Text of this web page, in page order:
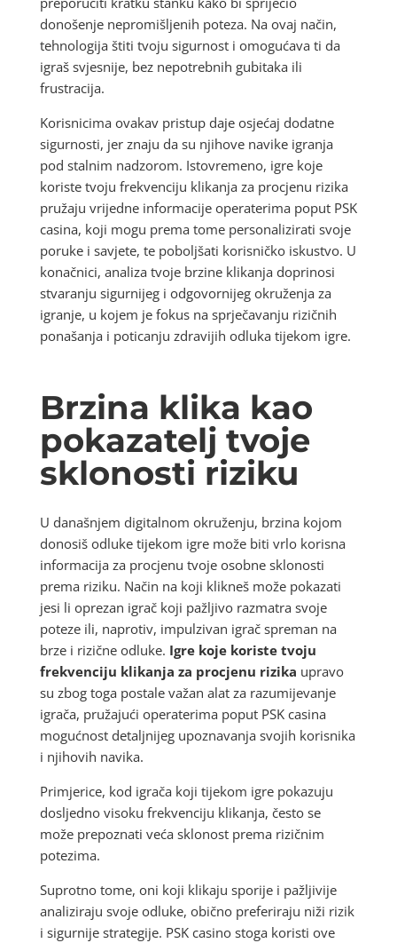
donošenje nepromišljenih poteza. Na ovaj način,
tehnologija štiti tvoju sigurnost i omogućava ti da
igraš svjesnije, bez nepotrebnih gubitaka ili
frustracija.
Korisnicima ovakav pristup daje osjećaj dodatne
sigurnosti, jer znaju da su njihove navike igranja
pod stalnim nadzorom. Istovremeno, igre koje
koriste tvoju frekvenciju klikanja za procjenu rizika
pružaju vrijedne informacije operaterima poput PSK
casina, koji mogu prema tome personalizirati svoje
poruke i savjete, te poboljšati korisničko iskustvo. U
konačnici, analiza tvoje brzine klikanja doprinosi
stvaranju sigurnijeg i odgovornijeg okruženja za
igranje, u kojem je fokus na sprječavanju rizičnih
ponašanja i poticanju zdravijih odluka tijekom igre.
Brzina klika kao
pokazatelj tvoje
sklonosti riziku
U današnjem digitalnom okruženju, brzina kojom
donosiš odluke tijekom igre može biti vrlo korisna
informacija za procjenu tvoje osobne sklonosti
prema riziku. Način na koji klikneš može pokazati
jesi li oprezan igrač koji pažljivo razmatra svoje
poteze ili, naprotiv, impulzivan igrač spreman na
brze i rizične odluke. Igre koje koriste tvoju
frekvenciju klikanja za procjenu rizika upravo
su zbog toga postale važan alat za razumijevanje
igrača, pružajući operaterima poput PSK casina
mogućnost detaljnijeg upoznavanja svojih korisnika
i njihovih navika.
Primjerice, kod igrača koji tijekom igre pokazuju
dosljedno visoku frekvenciju klikanja, često se
može prepoznati veća sklonost prema rizičnim
potezima.
Suprotno tome, oni koji klikaju sporije i pažljivije
analiziraju svoje odluke, obično preferiraju niži rizik
i sigurnije strategije. PSK casino stoga koristi ove